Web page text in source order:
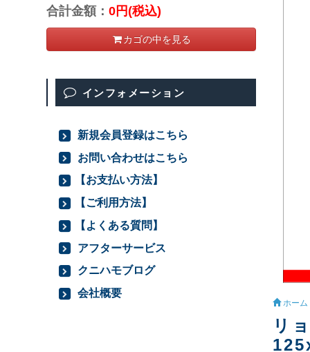
ホーム
リ
合計金額：0円(税込)
カゴの中を見る
インフォメーション
新規会員登録はこちら
お問い合わせはこちら
【お支払い方法】
【ご利用方法】
【よくある質問】
アフターサービス
クニハモブログ
会社概要